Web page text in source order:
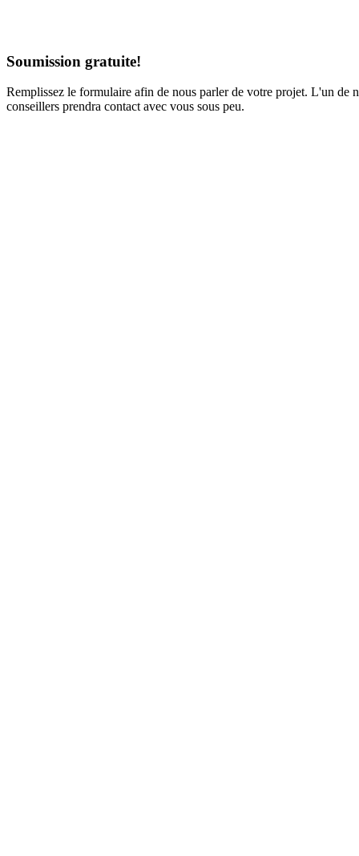
Soumission gratuite!
Remplissez le formulaire afin de nous parler de votre projet. L'un de
conseillers prendra contact avec vous sous peu.